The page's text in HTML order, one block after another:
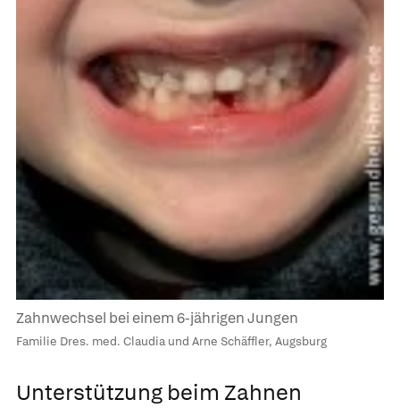
Zahnwechsel bei einem 6-jährigen Jungen
Familie Dres. med. Claudia und Arne Schäffler, Augsburg
Unterstützung beim Zahnen